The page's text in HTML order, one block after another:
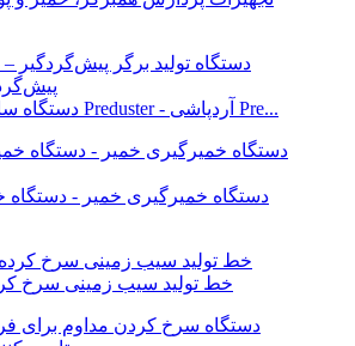
دستگاه ساخت برگر Preduster - آردپاشی Pre...
دستگاه خمیرگیری خمیر - دستگاه
خط تولید سیب زمینی سرخ